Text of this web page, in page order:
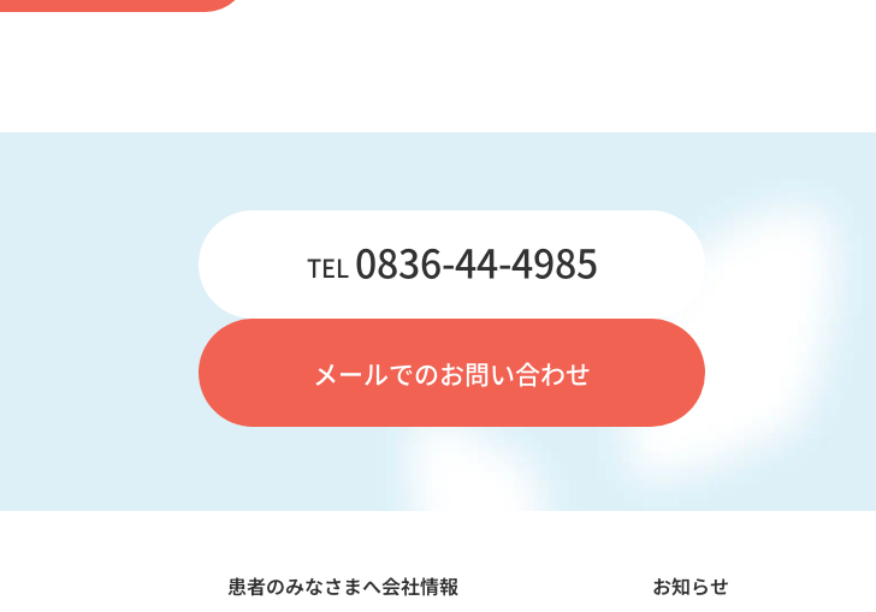
TEL 0836-44-4985
メールでのお問い合わせ
患者のみなさまへ会社情報
お知らせ